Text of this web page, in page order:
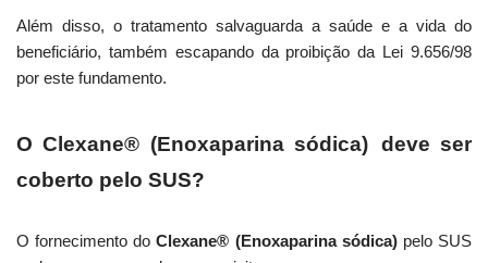
Além disso, o tratamento salvaguarda a saúde e a vida do
beneficiário, também escapando da proibição da Lei 9.656/98
por este fundamento.
O Clexane® (Enoxaparina sódica) deve ser
coberto pelo SUS?
O fornecimento doClexane® (Enoxaparina sódica)pelo SUS